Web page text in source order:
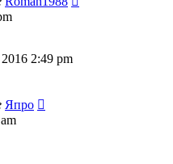
2:49 pm
Япро